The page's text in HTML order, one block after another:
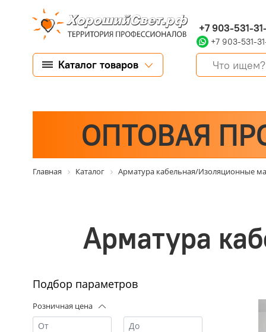
+7 903-531-
+7 903-531-
Каталог товаров
ОПТОВАЯ
Главная Каталог Арматура кабельная/Изоляционные
Арматура
Подбор параметров
Розничная цена